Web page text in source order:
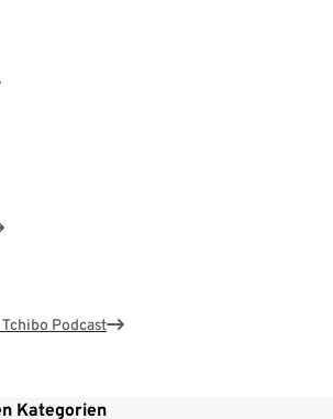
Podcast
Kategorien